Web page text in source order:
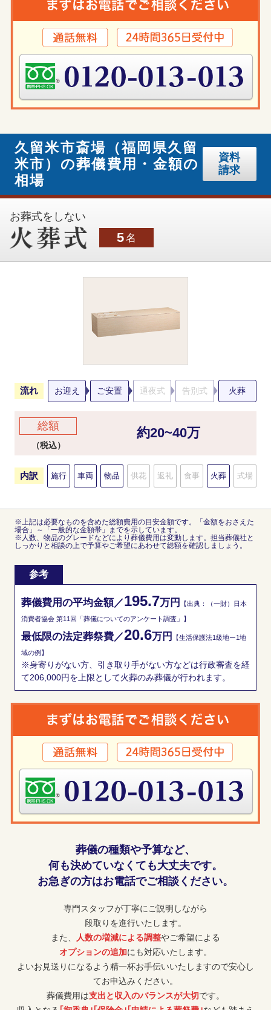
久留米市斎場（福岡県久留
米市）の葬儀費用・金額の
相場
資料
請求
お葬式をしない
5名
流れ お迎え ご安置 通夜式 告別式 火葬
総額
（税込）
約20~40万
内訳 施行 車両 物品 供花 返礼 食事 火葬 式場
※上記は必要なものを含めた総額費用の目安金額です。「金額をおさえた
場合」～「一般的な金額帯」までを示しています。
※人数、物品のグレードなどにより葬儀費用は変動します。担当葬儀社と
しっかりと相談の上で予算やご希望にあわせて総額を確認しましょう。
参考
葬儀費用の平均金額／195.7万円 【出典：（一財）日本
消費者協会 第11回「葬儀についてのアンケート調査」】
最低限の法定葬祭費／20.6万円 【生活保護法1級地ー1地
域の例】
※身寄りがない方、引き取り手がない方などは行政審査を経
て206,000円を上限として火葬のみ葬儀が行われます。
葬儀の種類や予算など、
何も決めていなくても大丈夫です。
お急ぎの方はお電話でご相談ください。
専門スタッフが丁寧にご説明しながら
段取りを進行いたします。
また、
人数の増減による調整やご希望による
オプションの追加にも対応いたします。
よいお見送りになるよう精一杯お手伝いいたしますので安心し
てお申込みください。
葬儀費用は支出と収入のバランスが大切です。